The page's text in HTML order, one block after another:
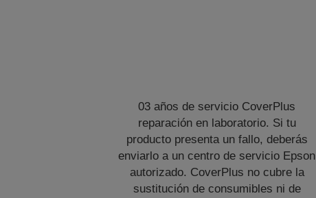
03 años de servicio CoverPlus
reparación en laboratorio. Si tu
producto presenta un fallo, deberás
enviarlo a un centro de servicio Epson
autorizado. CoverPlus no cubre la
sustitución de consumibles ni de